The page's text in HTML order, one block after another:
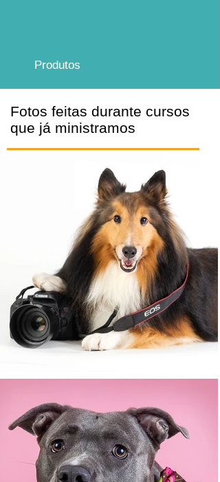
Produtos
Fotos feitas durante cursos
que já ministramos